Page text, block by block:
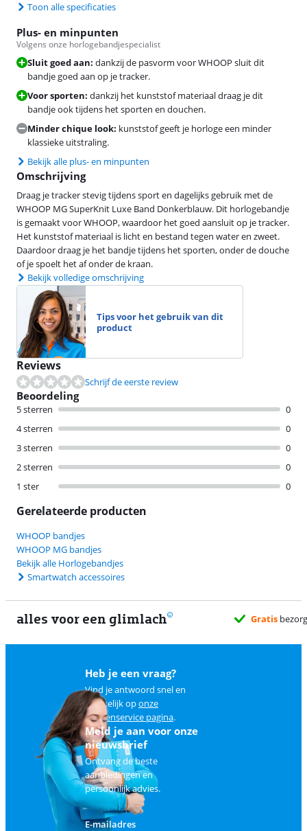
Toon alle specificaties
Plus- en minpunten
Volgens onze horlogebandjespecialist
Sluit goed aan: dankzij de pasvorm voor WHOOP sluit dit
bandje goed aan op je tracker.
Voor sporten: dankzij het kunststof materiaal draag je dit
bandje ook tijdens het sporten en douchen.
Minder chique look: kunststof geeft je horloge een minder
klassieke uitstraling.
Bekijk alle plus- en minpunten
Omschrijving
Draag je tracker stevig tijdens sport en dagelijks gebruik met de
WHOOP MG SuperKnit Luxe Band Donkerblauw. Dit horlogebandje
is gemaakt voor WHOOP, waardoor het goed aansluit op je tracker.
Het kunststof materiaal is licht en bestand tegen water en zweet.
Daardoor draag je het bandje tijdens het sporten, onder de douche
of je spoelt het af onder de kraan.
Bekijk volledige omschrijving
Tips voor het gebruik van dit
product
Reviews
Schrijf de eerste review
Beoordeling
5 sterren
0
4 sterren
0
3 sterren
0
2 sterren
0
1 ster
0
Gerelateerde producten
WHOOP bandjes
WHOOP MG bandjes
Bekijk alle Horlogebandjes
Smartwatch accessoires
alles voor een glimlach
Heb je een vraag?
Vind je antwoord snel en
makkelijk oponze
klantenservice pagina.
Meld je aan voor onze
nieuwsbrief
Ontvang de beste
aanbiedingen en
persoonlijk advies.
E-mailadres